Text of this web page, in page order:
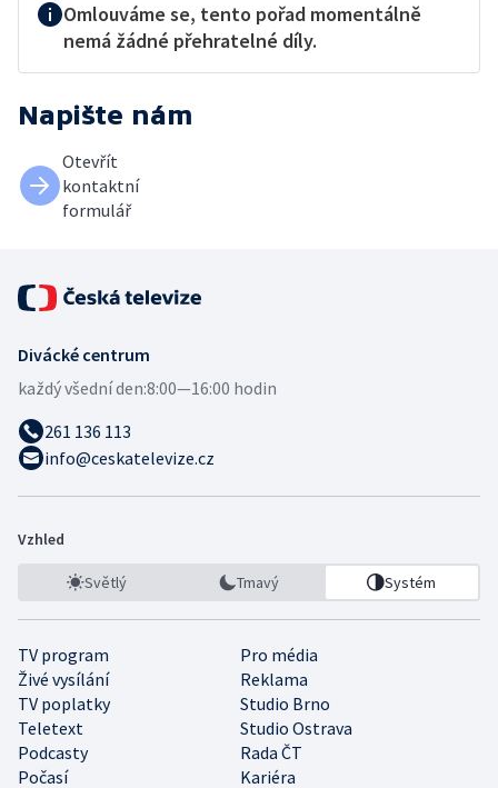
Omlouváme se, tento pořad momentálně
nemá žádné přehratelné díly.
Napište nám
Otevřít
kontaktní
formulář
Divácké centrum
každý všední den:8:00—16:00 hodin
261 136 113
info@ceskatelevize.cz
Vzhled
Světlý Tmavý Systém
TV program
Pro média
Živé vysílání
Reklama
TV poplatky
Studio Brno
Teletext
Studio Ostrava
Podcasty
Rada ČT
Počasí
Kariéra